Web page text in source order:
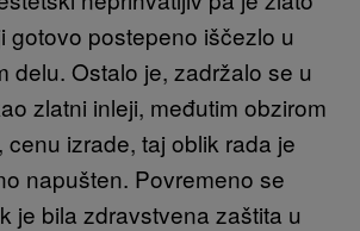
gotovo postepeno iščezlo u
delu. Ostalo je, zadržalo se u
zlatni inleji, međutim obzirom
cenu izrade, taj oblik rada je
napušten. Povremeno se
je bila zdravstvena zaštita u